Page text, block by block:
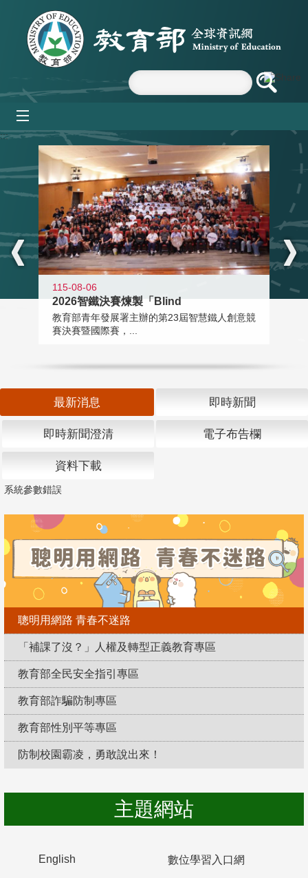
跳到主要內容區塊
:::
115-08-06
2026智鐵決賽煉製「Blind
教育部青年發展署主辦的第23屆智慧鐵人創意競
賽決賽暨國際賽，...
最新消息 即時新聞
即時新聞澄清 電子布告欄
資料下載
系統參數錯誤
聰明用網路 青春不迷路
「補課了沒？」人權及轉型正義教育專區
教育部全民安全指引專區
教育部詐騙防制專區
教育部性別平等專區
防制校園霸凌，勇敢說出來！
主題網站
English 數位學習入口網